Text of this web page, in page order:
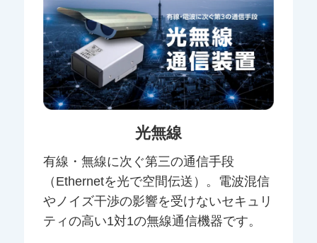
光無線
有線・無線に次ぐ第三の通信手段
（Ethernetを光で空間伝送）。電波混信
やノイズ干渉の影響を受けないセキュリ
ティの高い1対1の無線通信機器です。